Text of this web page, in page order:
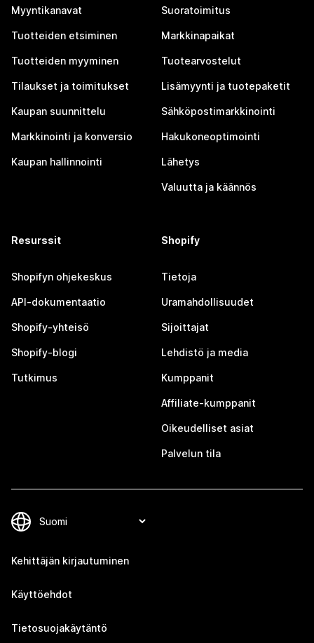
Myyntikanavat
Tuotteiden etsiminen
Tuotteiden myyminen
Tilaukset ja toimitukset
Kaupan suunnittelu
Markkinointi ja konversio
Kaupan hallinnointi
Suoratoimitus
Markkinapaikat
Tuotearvostelut
Lisämyynti ja tuotepaketit
Sähköpostimarkkinointi
Hakukoneoptimointi
Lähetys
Valuutta ja käännös
Resurssit
Shopifyn ohjekeskus
API-dokumentaatio
Shopify-yhteisö
Shopify-blogi
Tutkimus
Shopify
Tietoja
Uramahdollisuudet
Sijoittajat
Lehdistö ja media
Kumppanit
Affiliate-kumppanit
Oikeudelliset asiat
Palvelun tila
Kehittäjän kirjautuminen
Käyttöehdot
Tietosuojakäytäntö